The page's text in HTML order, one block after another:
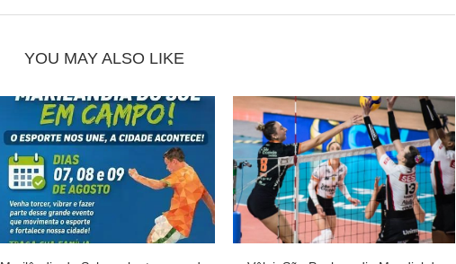
YOU MAY ALSO LIKE